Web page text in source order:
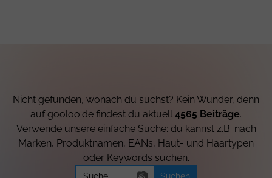
Nicht gefunden, wonach du suchst? Kein Wunder, denn
auf gooloo.de findest du aktuell 4565 Beiträge.
Verwende unsere einfache Suche: du kannst z.B. nach
Marken, Produktnamen, EANs, Haut- und Haartypen
oder Keywords suchen.
Search